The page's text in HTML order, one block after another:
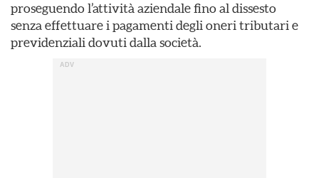
proseguendo l’attività aziendale fino al dissesto
senza effettuare i pagamenti degli oneri tributari e
previdenziali dovuti dalla società.